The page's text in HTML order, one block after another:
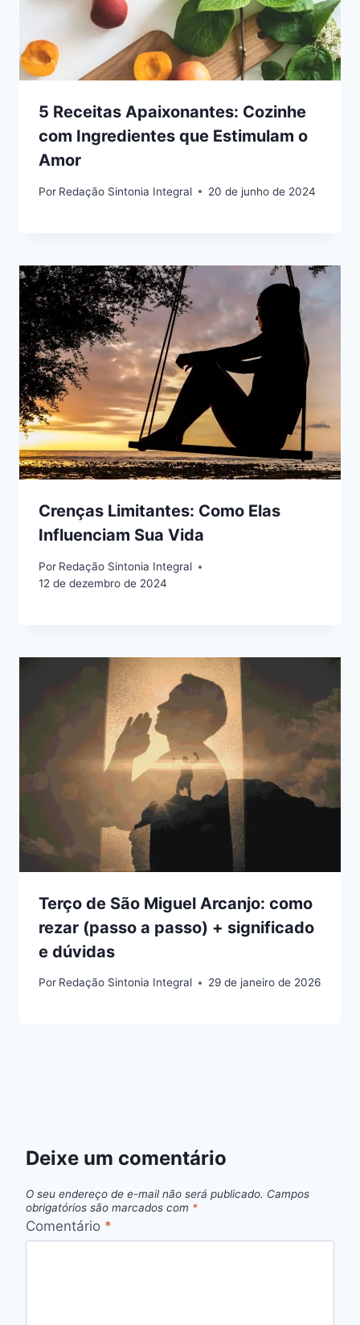
5 Receitas Apaixonantes: Cozinhe
com Ingredientes que Estimulam o
Amor
Por Redação Sintonia Integral 20 de junho de 2024
Crenças Limitantes: Como Elas
Influenciam Sua Vida
Por Redação Sintonia Integral
12 de dezembro de 2024
Terço de São Miguel Arcanjo: como
rezar (passo a passo) + significado
e dúvidas
Por Redação Sintonia Integral 29 de janeiro de 2026
Deixe um comentário
O seu endereço de e-mail não será publicado. Campos
obrigatórios são marcados com *
Comentário *